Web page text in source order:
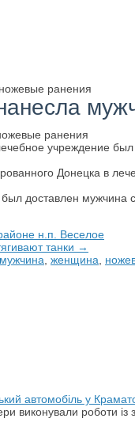
ранения
учреждение
Донецка в
доставлен
н.п. Веселое
танки →
мужчина женщина
автомобіль у
виконували роботи